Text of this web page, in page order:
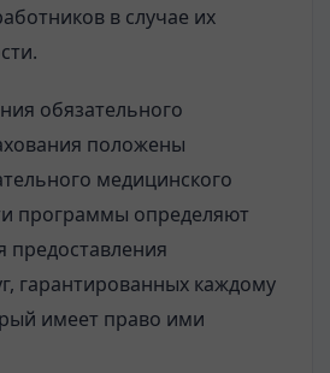
в случае их
обязательного
положены
медицинского
программы определяют
предоставления
гарантированных каждому
имеет право ими